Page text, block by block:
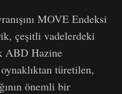
MOVE Endeksi
çeşitli vadelerdeki
ABD Hazine
türetilen,
önemli bir